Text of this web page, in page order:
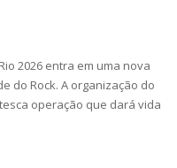
2026 entra em uma nova
do Rock. A organização do
operação que dará vida